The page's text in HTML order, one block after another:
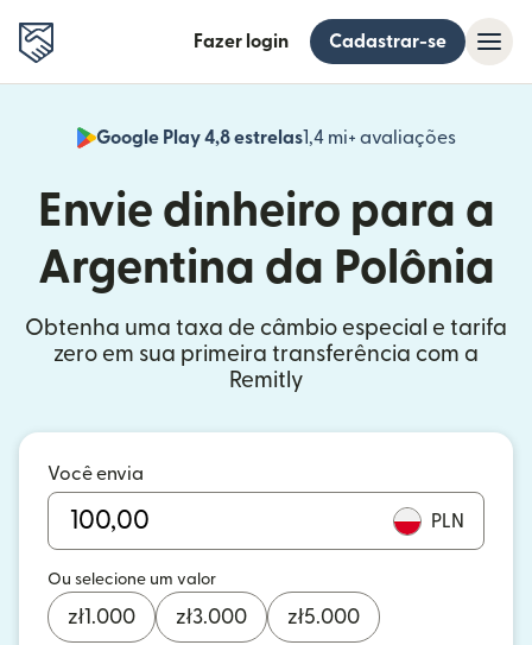
Fazer login Cadastrar-se
Google Play 4,8 estrelas1,4 mi+ avaliações
(abre
Envie dinheiro para a
Argentina da Polônia
Obtenha uma taxa de câmbio especial e tarifa
zero em sua primeira transferência com a
Remitly
Você envia
PLN
Ou selecione um valor
zł1.000 zł3.000 zł5.000